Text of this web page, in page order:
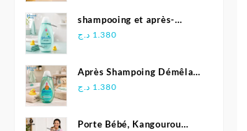
shampooing et après-
shampoing 2en1 Soft &
1.380 د.ج
Après Shampoing Démêlant
pour bébé - Johnson'S Baby
1.380 د.ج
Porte Bébé, Kangourou